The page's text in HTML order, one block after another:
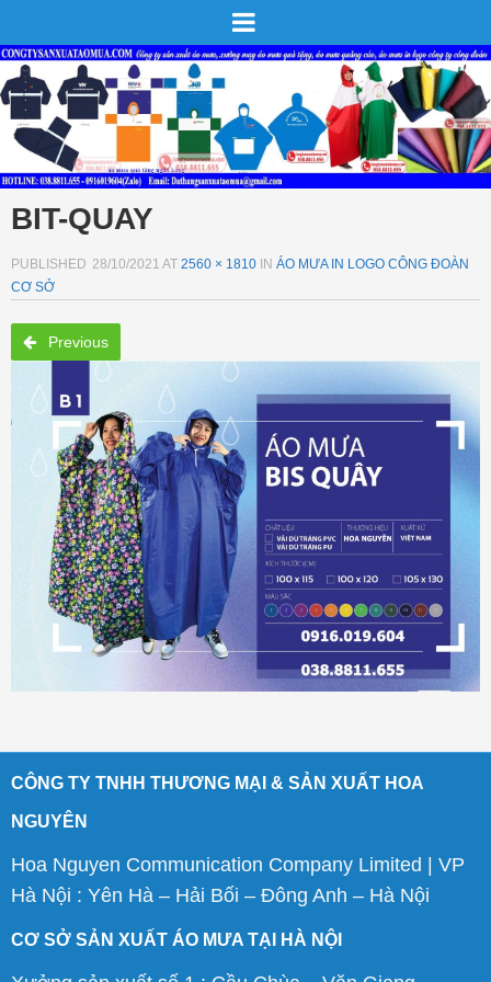
BIT-QUAY
PUBLISHED 28/10/2021 AT 2560 × 1810 IN ÁO MƯA IN LOGO CÔNG ĐOÀN
CƠ SỞ
Previous
CÔNG TY TNHH THƯƠNG MẠI & SẢN XUẤT HOA
NGUYÊN
Hoa Nguyen Communication Company Limited | VP
Hà Nội : Yên Hà – Hải Bối – Đông Anh – Hà Nội
CƠ SỞ SẢN XUẤT ÁO MƯA TẠI HÀ NỘI